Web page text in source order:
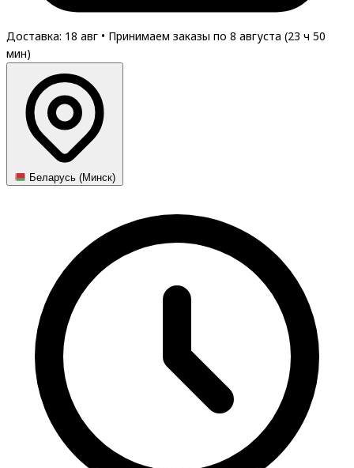
Доставка: 18 авг • Принимаем заказы по 8 августа (23 ч 50
мин)
Беларусь (Минск)